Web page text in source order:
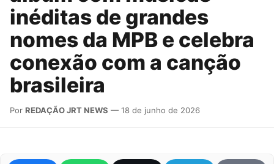
inéditas de grandes
nomes da MPB e celebra
conexão com a canção
brasileira
Por REDAÇÃO JRT NEWS — 18 de junho de 2026